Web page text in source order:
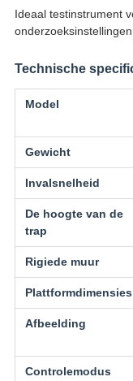
Ideaal testinstrument
Technische
Model
Gewicht
Invalsnelheid
De hoogte van de
trap
Rigiede muur
Plattformdimensies
Afbeelding
Controlemodus